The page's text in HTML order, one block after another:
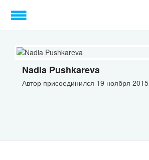
Nadia Pushkareva
Автор присоединился 19 ноября 2015